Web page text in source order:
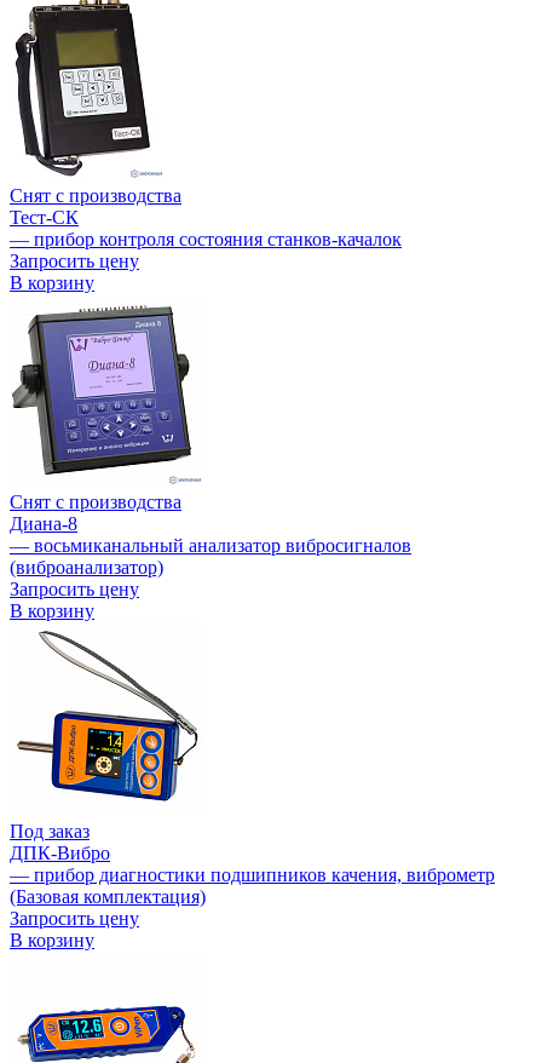
Снят с производства
Тест-СК
— прибор контроля состояния станков-качалок
Запросить цену
В корзину
Снят с производства
Диана-8
— восьмиканальный анализатор вибросигналов
(виброанализатор)
Запросить цену
В корзину
Под заказ
ДПК-Вибро
— прибор диагностики подшипников качения, виброметр
(Базовая комплектация)
Запросить цену
В корзину